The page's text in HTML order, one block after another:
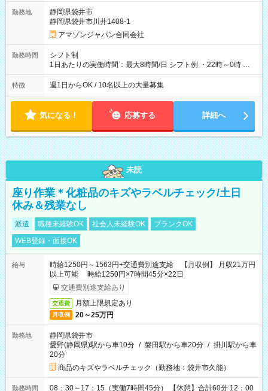
勤務地
静岡県袋井市
静岡県袋井市川井1408-1
アマゾンジャパン合同会社
勤務時間
シフト制
1日あたりの実働時間：最大8時間/日 シフト例 ・22時～0時 入
社後、就業可能シフトをご確認の上、申請してください。
特徴 週1日からOK / 10名以上の大量募集
気になる！ 応募する 詳細へ
未読
座り作業＊化粧品のキズやラベルチェック/土日
休み＆残業なし
派遣 職種未経験OK 社会人未経験OK
ブランクOK
WEB登録・面接OK
給与
時給1250円～1563円+交通費別途支給 【月収例】 月収21万円
以上可能 時給1250円×7時間45分×22日
交通費別途支給あり
交通費 月額上限規定あり
月収例 20～25万円
勤務地
静岡県袋井市
愛野(静岡県)駅から車10分 / 磐田駅から車20分 / 掛川駅から車
20分
商品のキズやラベルチェック（勤務地：袋井市久能）
勤務時間
08：30～17：15（実働7時間45分） 【休憩】合計60分 12：00